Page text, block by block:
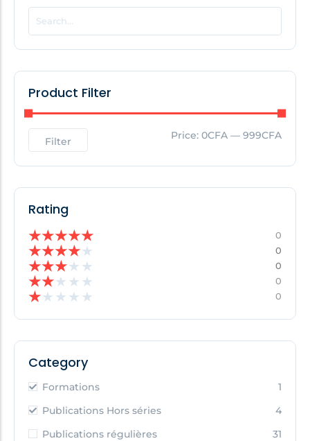
POPULAR THIS WEEK
No Posts Found!
No Posts Found!
Product Filter
Filter Price: 0CFA — 999CFA
Rating
★★★★★ 0
★★★★★ 0
★★★★ ★ 0
★★★ ★ ★ 0
★★ ★ ★ ★ 0
Category
Formations
1
Publications Hors séries
4
Publications régulières
31